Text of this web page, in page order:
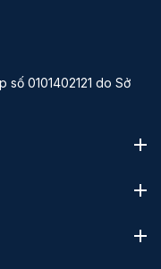
0101402121 do Sở